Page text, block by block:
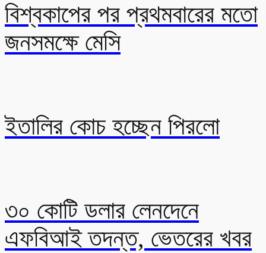
বিশ্বকাপের পর প্রথমবারের মতো
জনসমক্ষে মেসি
ইতালির কোচ হচ্ছেন পিরলো
৩০ কোটি ডলার লেনদেনে
এফবিআই তদন্ত, ভেতরের খবর